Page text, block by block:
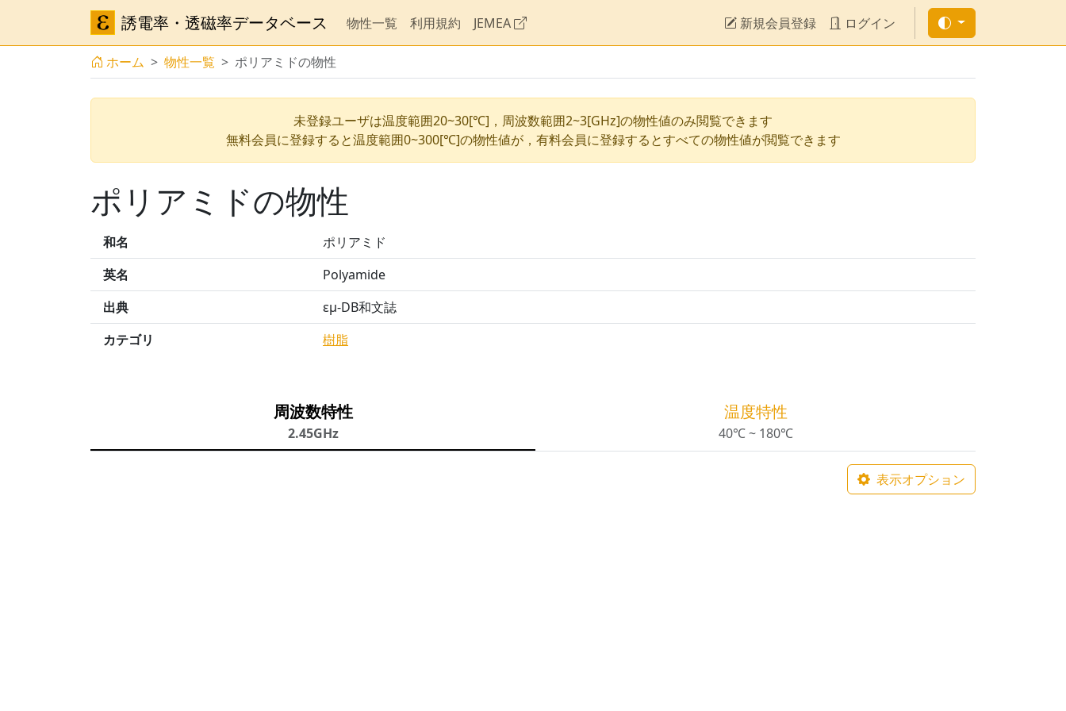
誘電率・透磁率データベース 物性一覧 利用規約 JEMEA 新規会員登録 ログイン
ホーム 物性一覧 ポリアミドの物性
未登録ユーザは温度範囲20~30[℃]，周波数範囲2~3[GHz]の物性値のみ閲覧できます
無料会員に登録すると温度範囲0~300[℃]の物性値が，有料会員に登録するとすべての物性値が閲覧できます
ポリアミドの物性
和名
ポリアミド
英名
Polyamide
出典
εμ-DB和文誌
カテゴリ
樹脂
周波数特性
2.45GHz
温度特性
40℃ ~ 180℃
表示オプション